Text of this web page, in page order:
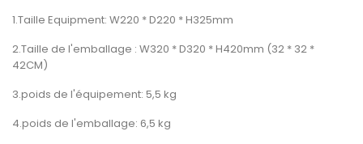
1.Taille Equipment: W220 * D220 * H325mm
2.Taille de l'emballage : W320 * D320 * H420mm (32 * 32 *
42CM)
3.poids de l'équipement: 5,5 kg
4.poids de l'emballage: 6,5 kg